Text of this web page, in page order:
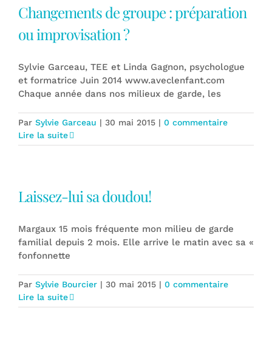
Changements de groupe : préparation
ou improvisation ?
Sylvie Garceau, TEE et Linda Gagnon, psychologue
et formatrice Juin 2014 www.aveclenfant.com
Chaque année dans nos milieux de garde, les
Par Sylvie Garceau | 30 mai 2015 | 0 commentaire
Lire la suite
Laissez-lui sa doudou!
Margaux 15 mois fréquente mon milieu de garde
familial depuis 2 mois. Elle arrive le matin avec sa «
fonfonnette
Par Sylvie Bourcier | 30 mai 2015 | 0 commentaire
Lire la suite